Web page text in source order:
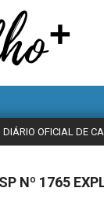
DIÁRIO OFICIAL DE
Nº 1765